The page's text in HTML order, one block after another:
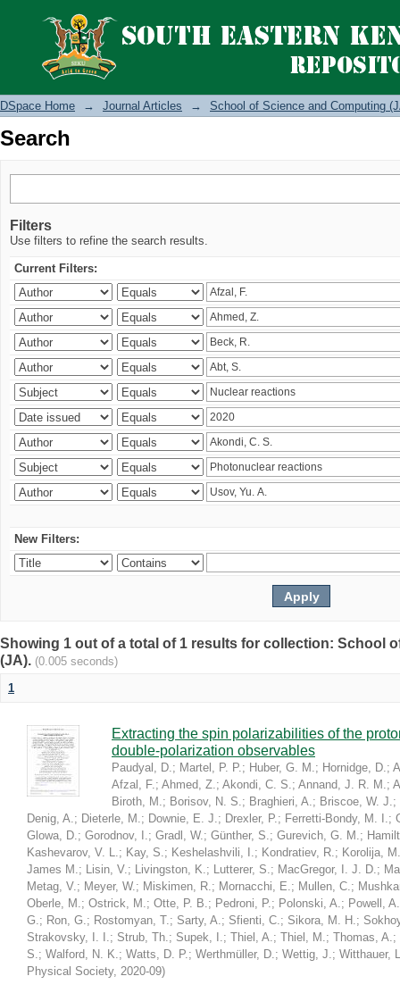
Search
DSpace Home → Journal Articles → School of Science and Computing
Search
Filters
Use filters to refine the search results.
Current Filters:
New Filters:
Showing 1 out of a total of 1 results for collection: School
(JA). (0.005 seconds)
1
Extracting the spin polarizabilities of the
double-polarization observables
Paudyal, D.; Martel, P. P.; Huber, G. M.; Hornidge, D.;
Afzal, F.; Ahmed, Z.; Akondi, C. S.; Annand, J. R. M.;
Biroth, M.; Borisov, N. S.; Braghieri, A.; Briscoe, W. J.;
Denig, A.; Dieterle, M.; Downie, E. J.; Drexler, P.; Ferretti-Bondy, M. I.;
Glowa, D.; Gorodnov, I.; Gradl, W.; Günther, S.; Gurevich, G. M.;
Kashevarov, V. L.; Kay, S.; Keshelashvili, I.; Kondratiev, R.; Korolija, M.
James M.; Lisin, V.; Livingston, K.; Lutterer, S.; MacGregor, I. J. D.;
Metag, V.; Meyer, W.; Miskimen, R.; Mornacchi, E.; Mullen, C.;
Oberle, M.; Ostrick, M.; Otte, P. B.; Pedroni, P.; Polonski, A.; Powell, A.
G.; Ron, G.; Rostomyan, T.; Sarty, A.; Sfienti, C.; Sikora, M. H.;
Strakovsky, I. I.; Strub, Th.; Supek, I.; Thiel, A.; Thiel, M.; Thomas, A.;
S.; Walford, N. K.; Watts, D. P.; Werthmüller, D.; Wettig, J.; Witthauer,
Physical Society, 2020-09)